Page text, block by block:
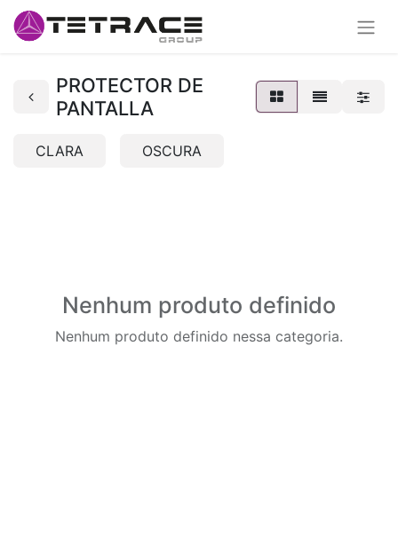
PROTECTOR DE
PANTALLA
CLARA OSCURA
Nenhum produto definido
Nenhum produto definido nessa categoria.